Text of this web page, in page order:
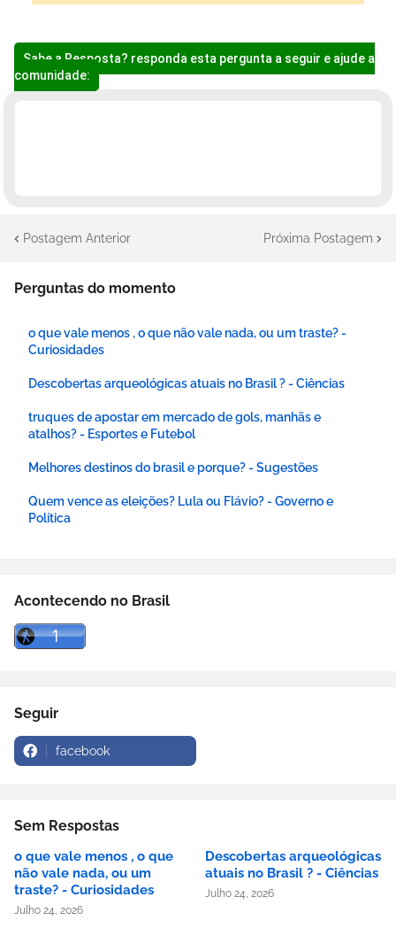
Sabe a Resposta? responda esta pergunta a seguir e ajude a
comunidade:
Postagem Anterior Próxima Postagem
Perguntas do momento
o que vale menos , o que não vale nada, ou um traste? -
Curiosidades
Descobertas arqueológicas atuais no Brasil ? - Ciências
truques de apostar em mercado de gols, manhãs e
atalhos? - Esportes e Futebol
Melhores destinos do brasil e porque? - Sugestões
Quem vence as eleições? Lula ou Flávio? - Governo e
Política
Acontecendo no Brasil
Seguir
facebook
Sem Respostas
o que vale menos , o que
não vale nada, ou um
traste? - Curiosidades
Julho 24, 2026
Descobertas arqueológicas
atuais no Brasil ? - Ciências
Julho 24, 2026